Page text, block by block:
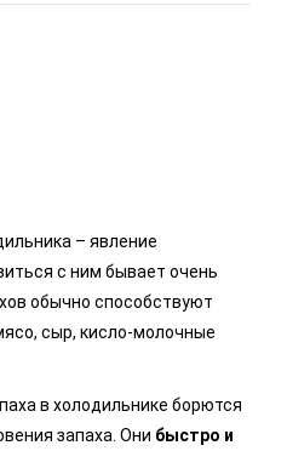
– явление
с ним бывает очень
обычно способствуют
сыр, кисло-молочные
в холодильнике борются
запаха. Они быстро и